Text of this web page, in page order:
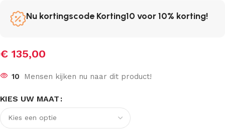
Nu kortingscode Korting10 voor 10% korting!
€ 135,00
10 Mensen kijken nu naar dit product!
KIES UW MAAT